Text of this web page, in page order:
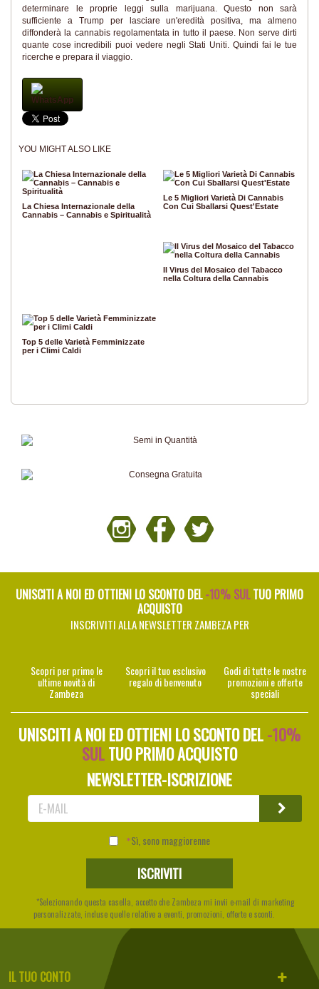
determinare le proprie leggi sulla marijuana. Questo non sarà
sufficiente a Trump per lasciare un'eredità positiva, ma almeno
diffonderà la cannabis regolamentata in tutto il paese. Non serve dirti
quante cose incredibili puoi vedere negli Stati Uniti. Quindi fai le tue
ricerche e prepara il viaggio.
WhatsApp
YOU MIGHT ALSO LIKE
La Chiesa Internazionale della
Cannabis – Cannabis e Spiritualità
Le 5 Migliori Varietà Di Cannabis
Con Cui Sballarsi Quest'Estate
Il Virus del Mosaico del Tabacco
nella Coltura della Cannabis
Top 5 delle Varietà Femminizzate
per i Climi Caldi
UNISCITI A NOI ED OTTIENI LO SCONTO DEL-10% SULTUO PRIMO
ACQUISTO
INSCRIVITI ALLA NEWSLETTER ZAMBEZA PER
Scopri per primo le
ultime novità di
Zambeza
Scopri il tuo esclusivo
regalo di benvenuto
Godi di tutte le nostre
promozioni e offerte
speciali
UNISCITI A NOI ED OTTIENI LO SCONTO DEL-10%
SULTUO PRIMO ACQUISTO
NEWSLETTER-ISCRIZIONE
Sì, sono maggiorenne
*Selezionando questa casella, accetto che Zambeza mi invii e-mail di marketing
personalizzate, incluse quelle relative a eventi, promozioni, offerte e sconti.
IL TUO CONTO